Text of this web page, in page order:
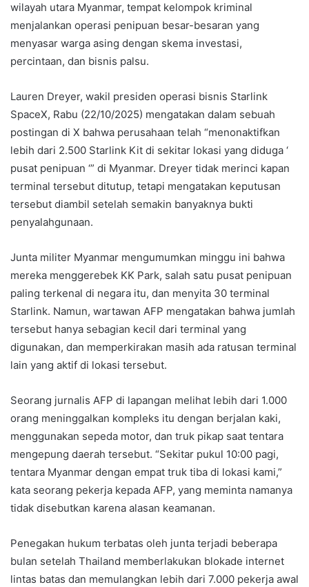
wilayah utara Myanmar, tempat kelompok kriminal
menjalankan operasi penipuan besar-besaran yang
menyasar warga asing dengan skema investasi,
percintaan, dan bisnis palsu.
Lauren Dreyer, wakil presiden operasi bisnis Starlink
SpaceX, Rabu (22/10/2025) mengatakan dalam sebuah
postingan di X bahwa perusahaan telah “menonaktifkan
lebih dari 2.500 Starlink Kit di sekitar lokasi yang diduga ‘
pusat penipuan ‘” di Myanmar. Dreyer tidak merinci kapan
terminal tersebut ditutup, tetapi mengatakan keputusan
tersebut diambil setelah semakin banyaknya bukti
penyalahgunaan.
Junta militer Myanmar mengumumkan minggu ini bahwa
mereka menggerebek KK Park, salah satu pusat penipuan
paling terkenal di negara itu, dan menyita 30 terminal
Starlink. Namun, wartawan AFP mengatakan bahwa jumlah
tersebut hanya sebagian kecil dari terminal yang
digunakan, dan memperkirakan masih ada ratusan terminal
lain yang aktif di lokasi tersebut.
Seorang jurnalis AFP di lapangan melihat lebih dari 1.000
orang meninggalkan kompleks itu dengan berjalan kaki,
menggunakan sepeda motor, dan truk pikap saat tentara
mengepung daerah tersebut. “Sekitar pukul 10:00 pagi,
tentara Myanmar dengan empat truk tiba di lokasi kami,”
kata seorang pekerja kepada AFP, yang meminta namanya
tidak disebutkan karena alasan keamanan.
Penegakan hukum terbatas oleh junta terjadi beberapa
bulan setelah Thailand memberlakukan blokade internet
lintas batas dan memulangkan lebih dari 7.000 pekerja awal